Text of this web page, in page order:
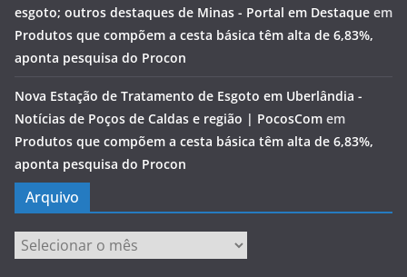
esgoto; outros destaques de Minas - Portal em Destaque em
Produtos que compõem a cesta básica têm alta de 6,83%,
aponta pesquisa do Procon
Nova Estação de Tratamento de Esgoto em Uberlândia -
Notícias de Poços de Caldas e região | PocosCom em
Produtos que compõem a cesta básica têm alta de 6,83%,
aponta pesquisa do Procon
Arquivo
Arquivo